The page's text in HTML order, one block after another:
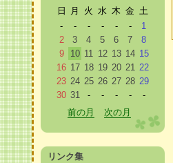
前のページ 次のページ
日
月 火 水 木 金 土
-
- - - - -
1
2
3 4 5 6 7
8
9
10 11 12 13 14 15
16 17 18 19 20 21 22
23 24 25 26 27 28 29
30 31 - - - -
-
前の月
次の月
リンク集